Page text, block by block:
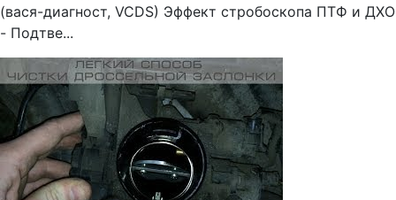
(вася-диагност, VCDS) Эффект стробоскопа ПТФ и ДХО
- Подтве...